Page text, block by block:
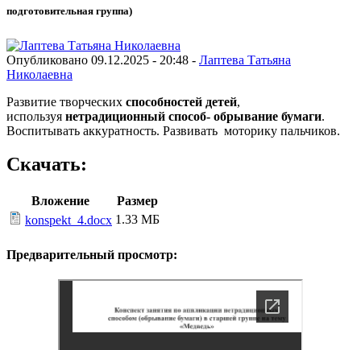
подготовительная группа)
Опубликовано 09.12.2025 - 20:48 - Лаптева Татьяна
Николаевна
Развитие творческих способностей детей,
используя нетрадиционный способ- обрывание бумаги.
Воспитывать аккуратность. Развивать моторику пальчиков.
Скачать:
Вложение
Размер
konspekt_4.docx 1.33 МБ
Предварительный просмотр: